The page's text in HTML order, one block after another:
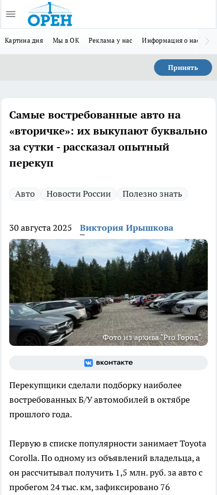
Картина дня Мы в ОК Реклама у нас Информация о нас
Принять
Самые востребованные авто на
«вторичке»: их выкупают буквально
за сутки - рассказал опытный
перекуп
Авто Новости России Полезно знать
30 августа 2025 Виктория Ирышкова
Фото из архива "Pro Город"
Перекупщики сделали подборку наиболее
востребованных Б/У автомобилей в октябре
прошлого года.
Первую в списке популярности занимает Toyota
Corolla. По одному из объявлений владельца, а
он рассчитывал получить 1,5 млн. руб. за авто с
пробегом 24 тыс. км, зафиксировано 76